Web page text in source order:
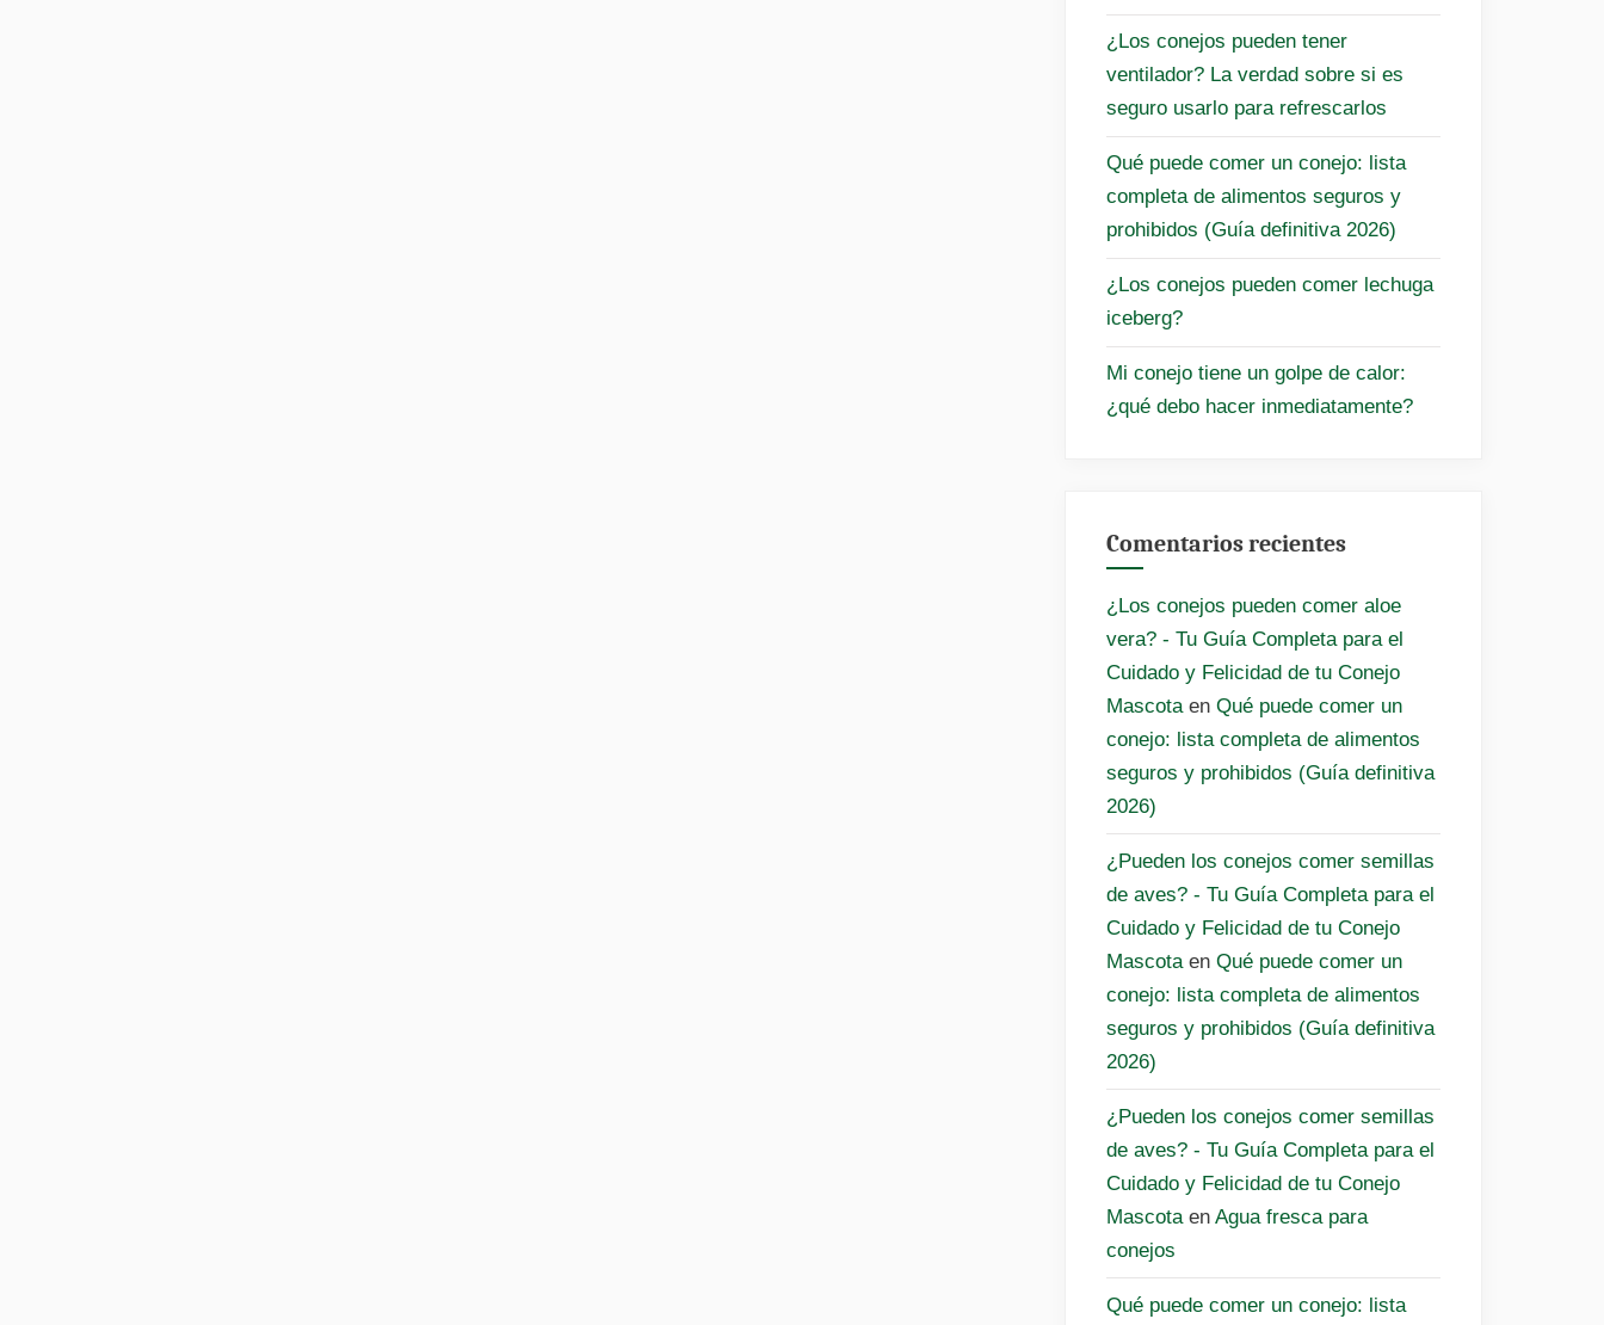
¿Los conejos pueden tener
ventilador? La verdad sobre si es
seguro usarlo para refrescarlos
Qué puede comer un conejo: lista
completa de alimentos seguros y
prohibidos (Guía definitiva 2026)
¿Los conejos pueden comer lechuga
iceberg?
Mi conejo tiene un golpe de calor:
¿qué debo hacer inmediatamente?
Comentarios recientes
¿Los conejos pueden comer aloe
vera? - Tu Guía Completa para el
Cuidado y Felicidad de tu Conejo
Mascota en Qué puede comer un
conejo: lista completa de alimentos
seguros y prohibidos (Guía definitiva
2026)
¿Pueden los conejos comer semillas
de aves? - Tu Guía Completa para el
Cuidado y Felicidad de tu Conejo
Mascota en Qué puede comer un
conejo: lista completa de alimentos
seguros y prohibidos (Guía definitiva
2026)
¿Pueden los conejos comer semillas
de aves? - Tu Guía Completa para el
Cuidado y Felicidad de tu Conejo
Mascota en Agua fresca para
conejos
Qué puede comer un conejo: lista